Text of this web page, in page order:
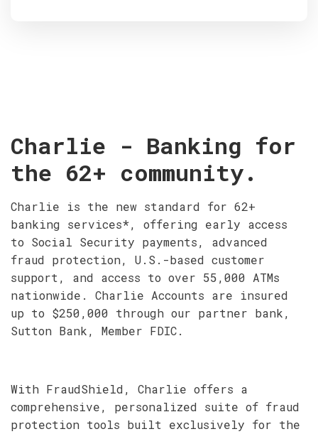
Charlie - Banking for
the 62+ community.
Charlie is the new standard for 62+
banking services*, offering early access
to Social Security payments, advanced
fraud protection, U.S.-based customer
support, and access to over 55,000 ATMs
nationwide. Charlie Accounts are insured
up to $250,000 through our partner bank,
Sutton Bank, Member FDIC.
With FraudShield, Charlie offers a
comprehensive, personalized suite of fraud
protection tools built exclusively for the